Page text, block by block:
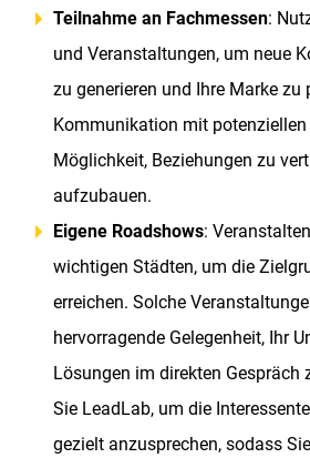
Teilnahme an Fachmessen:
und Veranstaltungen, um neue
zu generieren und Ihre Marke zu
Kommunikation mit
Möglichkeit, Beziehungen zu
aufzubauen.
Eigene Roadshows:
wichtigen Städten, um die
erreichen. Solche
hervorragende Gelegenheit, Ihr
Lösungen im direkten Gespräch
Sie LeadLab, um die
gezielt anzusprechen, sodass